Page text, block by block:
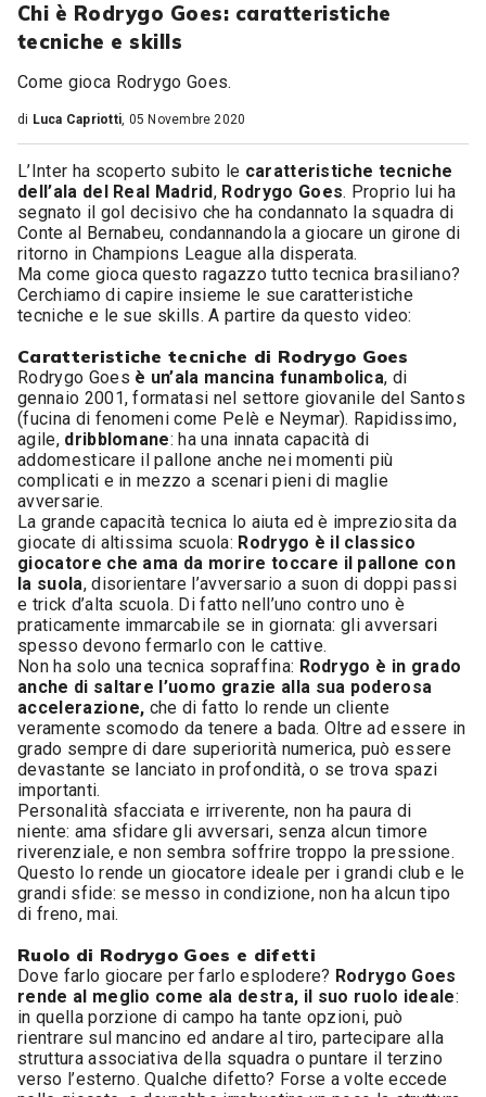
Chi è Rodrygo Goes: caratteristiche
tecniche e skills
Come gioca Rodrygo Goes.
di Luca Capriotti, 05 Novembre 2020
L’Inter ha scoperto subito le caratteristiche tecniche
dell’ala del Real Madrid, Rodrygo Goes. Proprio lui ha
segnato il gol decisivo che ha condannato la squadra di
Conte al Bernabeu, condannandola a giocare un girone di
ritorno in Champions League alla disperata.
Ma come gioca questo ragazzo tutto tecnica brasiliano?
Cerchiamo di capire insieme le sue caratteristiche
tecniche e le sue skills. A partire da questo video:
Caratteristiche tecniche di Rodrygo Goes
Rodrygo Goes è un’ala mancina funambolica, di
gennaio 2001, formatasi nel settore giovanile del Santos
(fucina di fenomeni come Pelè e Neymar). Rapidissimo,
agile, dribblomane: ha una innata capacità di
addomesticare il pallone anche nei momenti più
complicati e in mezzo a scenari pieni di maglie
avversarie.
La grande capacità tecnica lo aiuta ed è impreziosita da
giocate di altissima scuola: Rodrygo è il classico
giocatore che ama da morire toccare il pallone con
la suola, disorientare l’avversario a suon di doppi passi
e trick d’alta scuola. Di fatto nell’uno contro uno è
praticamente immarcabile se in giornata: gli avversari
spesso devono fermarlo con le cattive.
Non ha solo una tecnica sopraffina: Rodrygo è in grado
anche di saltare l’uomo grazie alla sua poderosa
accelerazione, che di fatto lo rende un cliente
veramente scomodo da tenere a bada. Oltre ad essere in
grado sempre di dare superiorità numerica, può essere
devastante se lanciato in profondità, o se trova spazi
importanti.
Personalità sfacciata e irriverente, non ha paura di
niente: ama sfidare gli avversari, senza alcun timore
riverenziale, e non sembra soffrire troppo la pressione.
Questo lo rende un giocatore ideale per i grandi club e le
grandi sfide: se messo in condizione, non ha alcun tipo
di freno, mai.
Ruolo di Rodrygo Goes e difetti
Dove farlo giocare per farlo esplodere? Rodrygo Goes
rende al meglio come ala destra, il suo ruolo ideale:
in quella porzione di campo ha tante opzioni, può
rientrare sul mancino ed andare al tiro, partecipare alla
struttura associativa della squadra o puntare il terzino
verso l’esterno. Qualche difetto? Forse a volte eccede